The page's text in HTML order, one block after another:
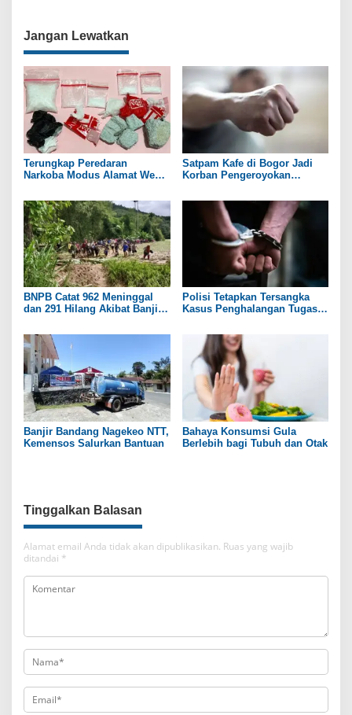
Jangan Lewatkan
Terungkap Peredaran
Narkoba Modus Alamat Web
Sukoharjo
Satpam Kafe di Bogor Jadi
Korban Pengeroyokan
BNPB Catat 962 Meninggal
dan 291 Hilang Akibat Banjir
Polisi Tetapkan Tersangka
Kasus Penghalangan Tugas
Banjir Bandang Nagekeo NTT,
Kemensos Salurkan Bantuan
Bahaya Konsumsi Gula
Berlebih bagi Tubuh dan Otak
Tinggalkan Balasan
Alamat email Anda tidak akan dipublikasikan. Ruas yang wajib
ditandai *